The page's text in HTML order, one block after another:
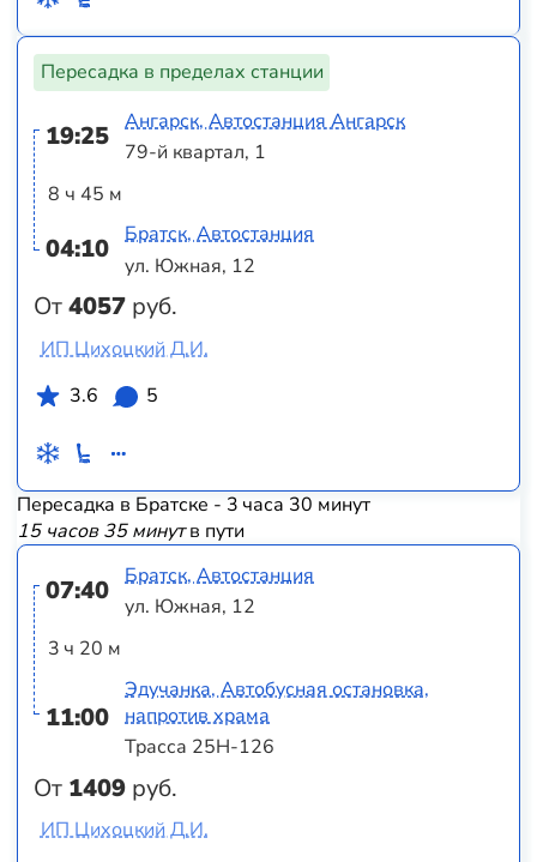
Пересадка в пределах станции
19:25
8 ч 45 м
04:10
От4057 руб.
Ангарск, Автостанция Ангарск
79-й квартал, 1
Братск, Автостанция
ул. Южная, 12
ИП Цихоцкий Д.И.
3.6
5
Пересадка в Братске - 3 часа 30 минут
15 часов 35 минутв пути
07:40
3 ч 20 м
11:00
От 1409 руб.
Братск, Автостанция
ул. Южная, 12
Эдучанка, Автобусная остановка,
напротив храма
Трасса 25Н-126
ИП Цихоцкий Д.И.